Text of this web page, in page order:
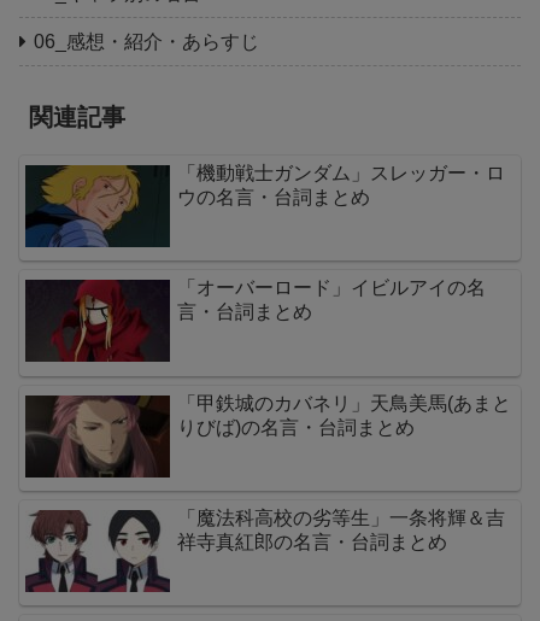
06_感想・紹介・あらすじ
関連記事
「機動戦士ガンダム」スレッガー・ロ
ウの名言・台詞まとめ
「オーバーロード」イビルアイの名
言・台詞まとめ
「甲鉄城のカバネリ」天鳥美馬(あまと
りびば)の名言・台詞まとめ
「魔法科高校の劣等生」一条将輝＆吉
祥寺真紅郎の名言・台詞まとめ